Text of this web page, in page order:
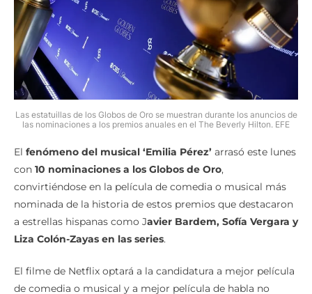
Las estatuillas de los Globos de Oro se muestran durante los anuncios de
fenómeno del musical ‘Emilia Pérez’
arrasó este lunes
con10 nominaciones a los Globos de Oro,
convirtiéndose en la película de comedia o musical más
nominada de la historia de estos premios que destacaron
a estrellas hispanas como Javier Bardem, Sofía Vergara y
Liza Colón-Zayas en las series.
de comedia o musical y a mejor película de habla no
inglesa en la gala que tendrá lugar el próximo5 de enero